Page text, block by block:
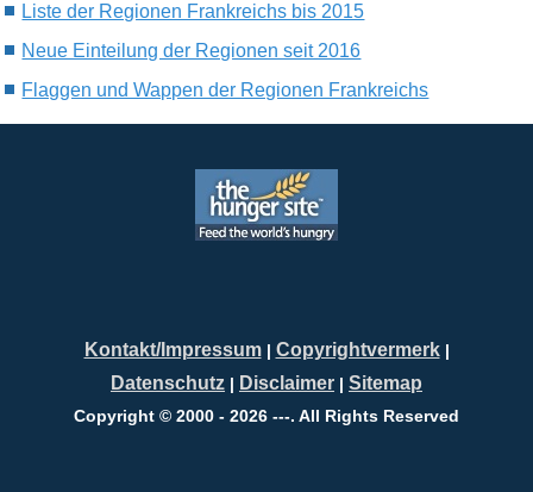
Liste der Regionen Frankreichs bis 2015
Neue Einteilung der Regionen seit 2016
Flaggen und Wappen der Regionen Frankreichs
Kontakt/Impressum| Copyrightvermerk|
Datenschutz | Disclaimer | Sitemap
Copyright © 2000 - 2026 ---. All Rights Reserved